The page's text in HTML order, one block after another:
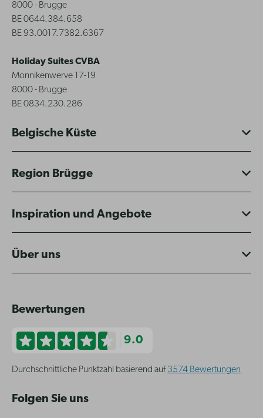
8000 - Brugge
BE 0644.384.658
BE 93.0017.7382.6367
Holiday Suites CVBA
Monnikenwerve 17-19
8000 - Brugge
BE 0834.230.286
Belgische Küste
Region Brügge
Inspiration und Angebote
Über uns
Bewertungen
9.0
Durchschnittliche Punktzahl basierend auf 3574 Bewertungen
Folgen Sie uns